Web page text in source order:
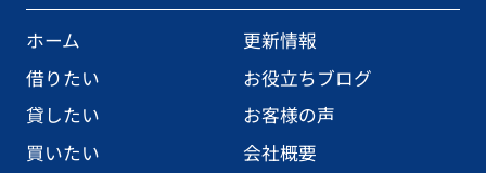
ホーム
更新情報
借りたい
お役立ちブログ
貸したい
お客様の声
買いたい
会社概要